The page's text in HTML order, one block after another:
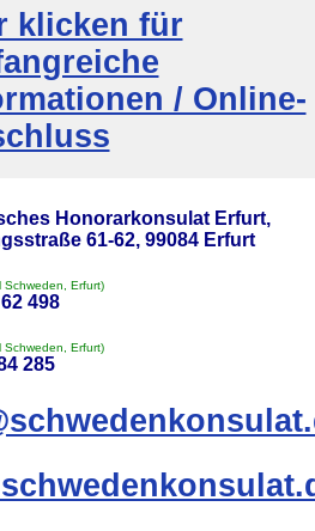
klicken für
/ Online-
Honorarkonsulat Erfurt,
61-62, 99084 Erfurt
Schweden, Erfurt)
498
Schweden, Erfurt)
285